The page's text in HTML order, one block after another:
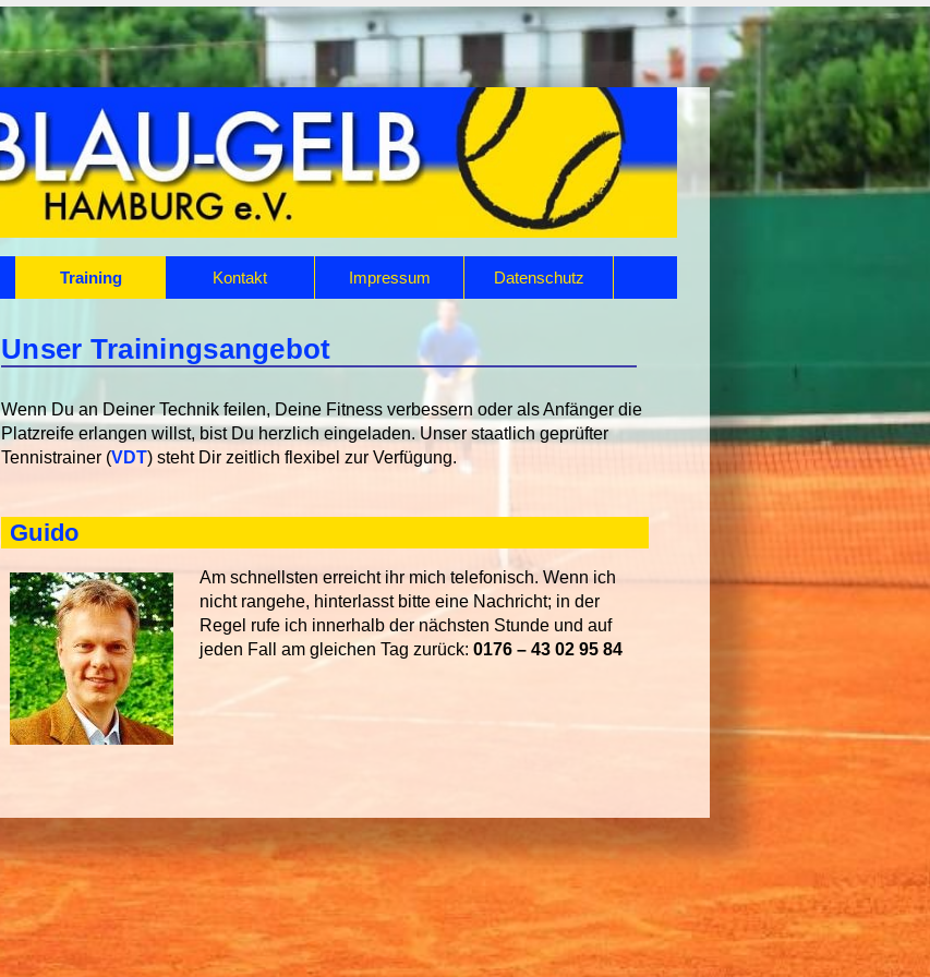
Training Kontakt Impressum Datenschutz
Unser Trainingsangebot
Wenn Du an Deiner Technik feilen, Deine Fitness verbessern oder als Anfänger die
Platzreife erlangen willst, bist Du herzlich eingeladen. Unser staatlich geprüfter
Tennistrainer (VDT) steht Dir zeitlich flexibel zur Verfügung.
Guido
Am schnellsten erreicht ihr mich telefonisch. Wenn ich
nicht rangehe, hinterlasst bitte eine Nachricht; in der
Regel rufe ich innerhalb der nächsten Stunde und auf
jeden Fall am gleichen Tag zurück: 0176 – 43 02 95 84